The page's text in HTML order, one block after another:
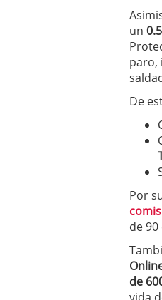
un
paro,
De
Por
de
de